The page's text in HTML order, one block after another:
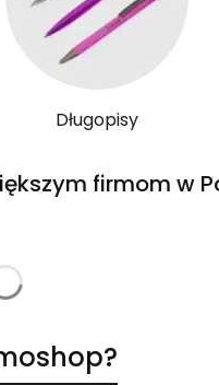
Długopisy
firmom w